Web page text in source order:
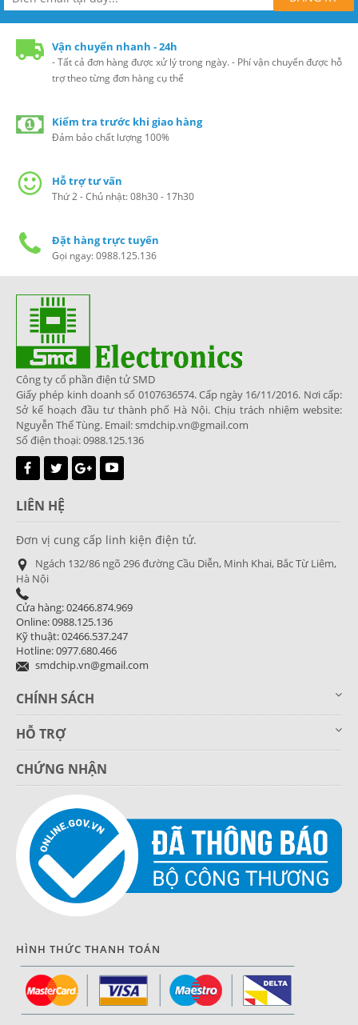
Vận chuyển nhanh - 24h
- Tất cả đơn hàng được xử lý trong ngày. - Phí vận chuyển được hỗ
trợ theo từng đơn hàng cụ thể
Kiểm tra trước khi giao hàng
Đảm bảo chất lượng 100%
Hỗ trợ tư vấn
Thứ 2 - Chủ nhật: 08h30 - 17h30
Đặt hàng trực tuyến
Gọi ngay: 0988.125.136
Công ty cổ phần điện tử SMD
Giấy phép kinh doanh số 0107636574. Cấp ngày 16/11/2016. Nơi cấp:
Sở kế hoạch đầu tư thành phố Hà Nội. Chịu trách nhiệm website:
Nguyễn Thế Tùng. Email: smdchip.vn@gmail.com
Số điện thoại: 0988.125.136
LIÊN HỆ
Đơn vị cung cấp linh kiện điện tử.
Ngách 132/86 ngõ 296 đường Cầu Diễn, Minh Khai, Bắc Từ Liêm,
Hà Nội
Cửa hàng: 02466.874.969
Online: 0988.125.136
Kỹ thuật: 02466.537.247
Hotline: 0977.680.466
smdchip.vn@gmail.com
CHÍNH SÁCH
HỖ TRỢ
CHỨNG NHẬN
HÌNH THỨC THANH TOÁN